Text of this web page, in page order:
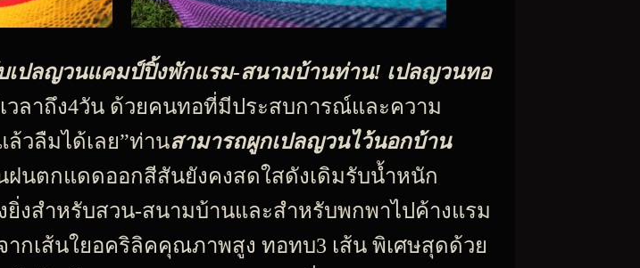
บเปลญวนแคมป์ปิ้งพักแรม-สนามบ้านท่าน! เปลญวนทอ
วลาถึง4วัน ด้วยคนทอที่มีประสบการณ์และความ
วลืมได้เลย”ท่านสามารถผูกเปลญวนไว้นอกบ้าน
ฝนตกแดดออกสีสันยังคงสดใสดังเดิมรับน้ำหนัก
ยิ่งสำหรับสวน-สนามบ้านและสำหรับพกพาไปค้างแรม
ากเส้นใยอคริลิคคุณภาพสูง ทอทบ3 เส้น พิเศษสุดด้วย